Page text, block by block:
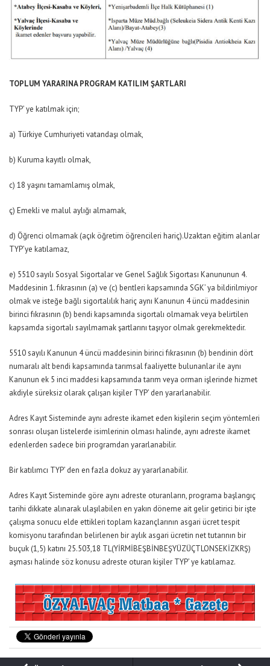
TOPLUM YARARINA PROGRAM KATILIM ŞARTLARI
TYP’ ye katılmak için;
a) Türkiye Cumhuriyeti vatandaşı olmak,
b) Kuruma kayıtlı olmak,
c) 18 yaşını tamamlamış olmak,
ç) Emekli ve malul aylığı almamak,
d) Öğrenci olmamak (açık öğretim öğrencileri hariç).Uzaktan eğitim alanlar
TYP’ye katılamaz,
e) 5510 sayılı Sosyal Sigortalar ve Genel Sağlık Sigortası Kanununun 4.
Maddesinin 1. fıkrasının (a) ve (c) bentleri kapsamında SGK’ ya bildirilmiyor
olmak ve isteğe bağlı sigortalılık hariç aynı Kanunun 4 üncü maddesinin
birinci fıkrasının (b) bendi kapsamında sigortalı olmamak veya belirtilen
kapsamda sigortalı sayılmamak şartlarını taşıyor olmak gerekmektedir.
5510 sayılı Kanunun 4 üncü maddesinin birinci fıkrasının (b) bendinin dört
numaralı alt bendi kapsamında tarımsal faaliyette bulunanlar ile aynı
Kanunun ek 5 inci maddesi kapsamında tarım veya orman işlerinde hizmet
akdiyle süreksiz olarak çalışan kişiler TYP’ den yararlanabilir.
Adres Kayıt Sisteminde aynı adreste ikamet eden kişilerin seçim yöntemleri
sonrası oluşan listelerde isimlerinin olması halinde, aynı adreste ikamet
edenlerden sadece biri programdan yararlanabilir.
Bir katılımcı TYP’ den en fazla dokuz ay yararlanabilir.
Adres Kayıt Sisteminde göre aynı adreste oturanların, programa başlangıç
tarihi dikkate alınarak ulaşılabilen en yakın döneme ait gelir getirici bir işte
çalışma sonucu elde ettikleri toplam kazançlarının asgari ücret tespit
komisyonu tarafından belirlenen bir aylık asgari ücretin net tutarının bir
buçuk (1,5) katını 25.503,18 TL(YİRMİBEŞBİNBEŞYÜZÜÇTLONSEKİZKRŞ)
aşması halinde söz konusu adreste oturan kişiler TYP’ ye katılamaz.